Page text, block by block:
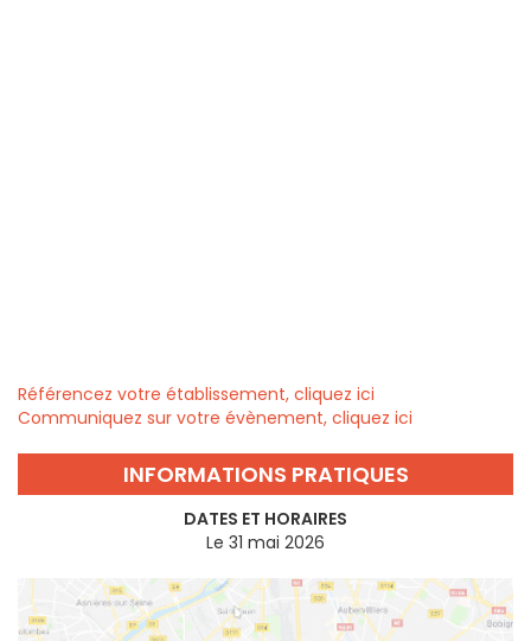
Référencez votre établissement, cliquez ici
Communiquez sur votre évènement, cliquez ici
INFORMATIONS PRATIQUES
DATES ET HORAIRES
Le 31 mai 2026